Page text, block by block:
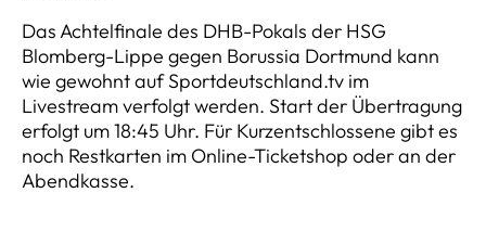
Das Achtelfinale des DHB-Pokals der HSG
Blomberg-Lippe gegen Borussia Dortmund kann
wie gewohnt auf Sportdeutschland.tv im
Livestream verfolgt werden. Start der Übertragung
erfolgt um 18:45 Uhr. Für Kurzentschlossene gibt es
noch Restkarten im Online-Ticketshop oder an der
Abendkasse.